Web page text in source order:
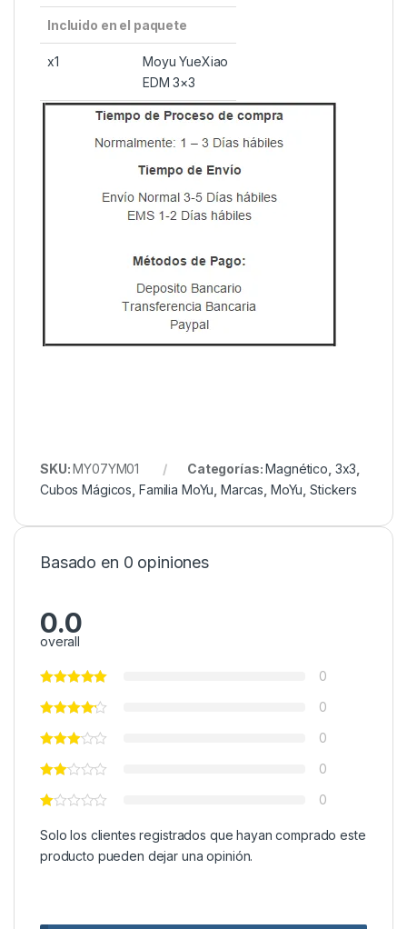
Incluido en el paquete
x1
Moyu YueXiao
EDM 3×3
SKU:MY07YM01 Categorías:Magnético 3x3
Cubos Mágicos Familia MoYu Marcas MoYu ,Stickers
Basado en 0 opiniones
0.0
overall
0
0
0
0
0
Solo los clientes registrados que hayan comprado este
producto pueden dejar una opinión.